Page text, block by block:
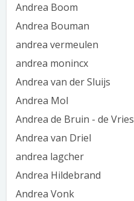
Andrea Boom
Andrea Bouman
andrea vermeulen
andrea monincx
Andrea van der Sluijs
Andrea Mol
Andrea de Bruin - de Vries
Andrea van Driel
andrea lagcher
Andrea Hildebrand
Andrea Vonk